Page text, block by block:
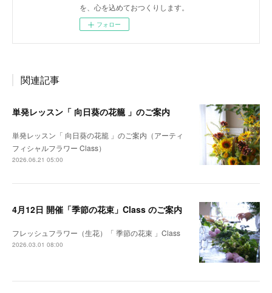
を、心を込めておつくりします。
フォロー
関連記事
単発レッスン「 向日葵の花籠 」のご案内
単発レッスン「 向日葵の花籠 」のご案内（アーティ
フィシャルフラワー Class）
2026.06.21 05:00
4月12日 開催「季節の花束」Class のご案内
フレッシュフラワー（生花）「 季節の花束 」Class
2026.03.01 08:00